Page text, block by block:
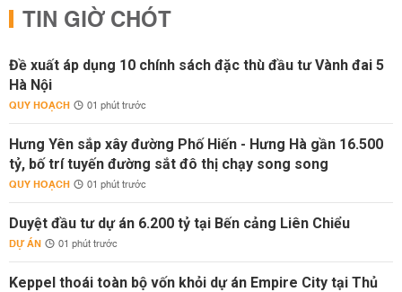
TIN GIỜ CHÓT
Đề xuất áp dụng 10 chính sách đặc thù đầu tư Vành đai 5
Hà Nội
QUY HOẠCH 01 phút trước
Hưng Yên sắp xây đường Phố Hiến - Hưng Hà gần 16.500
tỷ, bố trí tuyến đường sắt đô thị chạy song song
QUY HOẠCH 01 phút trước
Duyệt đầu tư dự án 6.200 tỷ tại Bến cảng Liên Chiểu
DỰ ÁN 01 phút trước
Keppel thoái toàn bộ vốn khỏi dự án Empire City tại Thủ